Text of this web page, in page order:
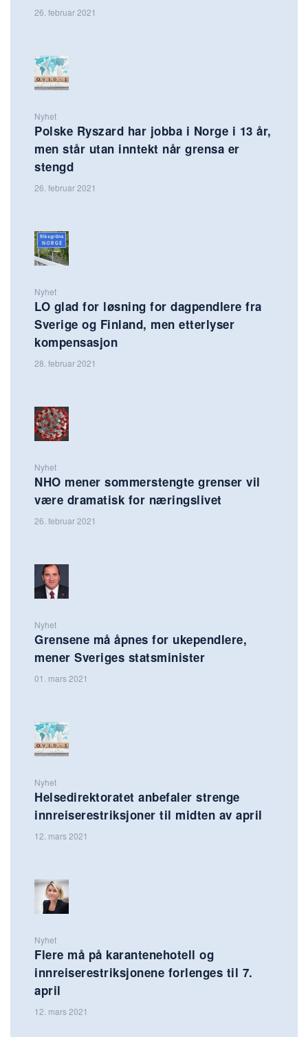
26. februar 2021
Nyhet
Polske Ryszard har jobba i Norge i 13 år,
men står utan inntekt når grensa er
stengd
26. februar 2021
Nyhet
LO glad for løsning for dagpendlere fra
Sverige og Finland, men etterlyser
kompensasjon
28. februar 2021
Nyhet
NHO mener sommerstengte grenser vil
være dramatisk for næringslivet
26. februar 2021
Nyhet
Grensene må åpnes for ukependlere,
mener Sveriges statsminister
01. mars 2021
Nyhet
Helsedirektoratet anbefaler strenge
innreiserestriksjoner til midten av april
12. mars 2021
Nyhet
Flere må på karantenehotell og
innreiserestriksjonene forlenges til 7.
april
12. mars 2021